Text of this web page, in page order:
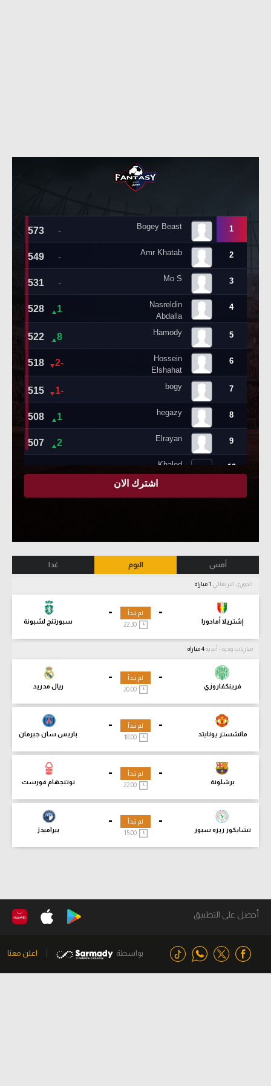
أمس اليوم غدا
الدوري البرتغالي
-
إشتريلا أمادورا
-
سبورتنج لشبونة
لم تبدأ
مباريات ودية - أندية
-
فرينكفاروزي
-
ريال مدريد
لم تبدأ
-
مانشستر يونايتد
-
باريس سان جيرمان
لم تبدأ
18:00
-
برشلونة
-
نوتنجهام فورست
لم تبدأ
-
تشايكور ريزه سبور
-
بيراميدز
لم تبدأ
15:00
أحصل على التطبيق
بواسطة اعلن معنا